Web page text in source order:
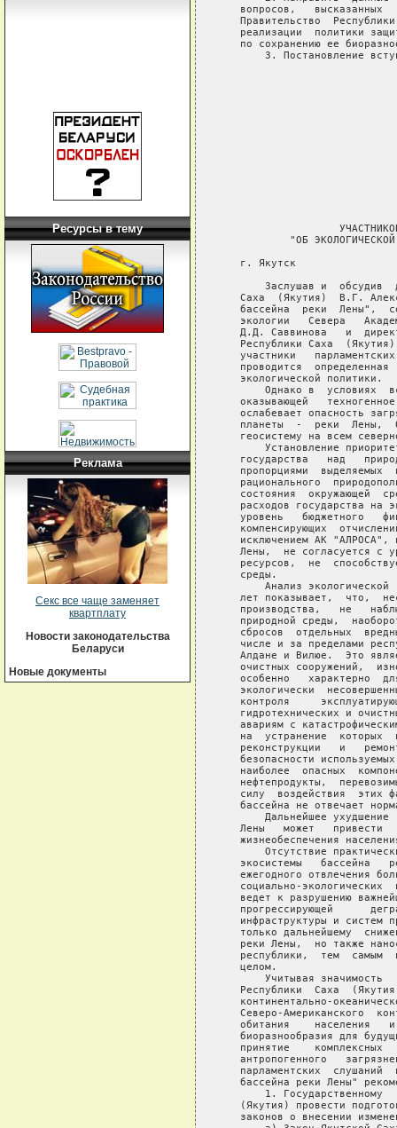
Ресурсы в тему
Реклама
Секс все чаще заменяет
квартплату
Новости законодательства
Беларуси
Новые документы